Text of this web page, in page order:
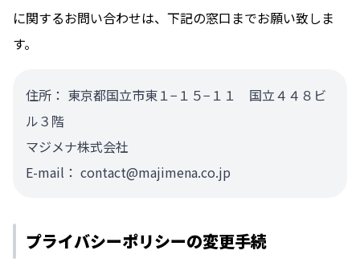
に関するお問い合わせは、下記の窓口までお願い致しま
す。
住所： 東京都国立市東１−１５−１１ 国立４４８ビ
ル３階
マジメナ株式会社
E-mail： contact@majimena.co.jp
プライバシーポリシーの変更手続